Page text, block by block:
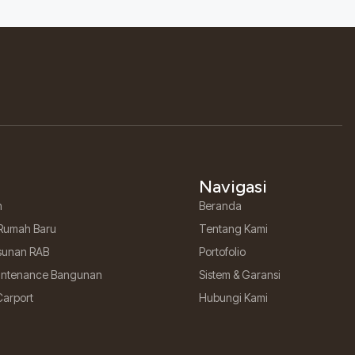
Baru
RAB
Bangunan
Navigasi
Beranda
Tentang Kami
Portofolio
Sistem & Garansi
Hubungi Kami